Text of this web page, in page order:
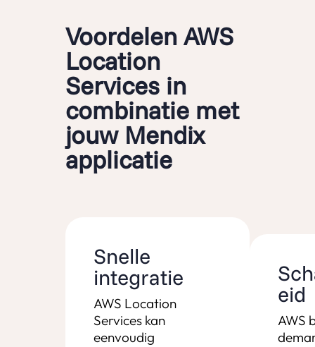
Voordelen AWS
Location
Services in
combinatie met
jouw Mendix
applicatie
Snelle
integratie
AWS Location
Services kan
eenvoudig
eid
AWS